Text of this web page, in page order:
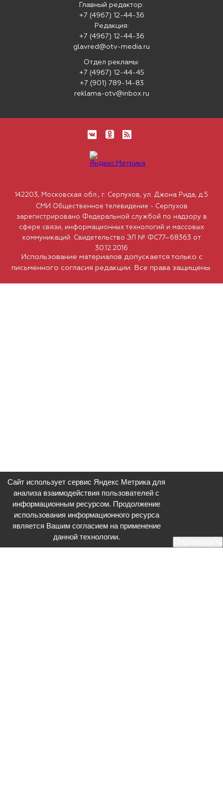
Главный редактор:
+7 (4967) 12-44-36
Редакция:
+7 (4967) 12-44-36
glavred@otv-media.ru
Отдел рекламы:
+7 (4967) 12-44-45
+7 (901) 789-14-83
reklama-otv@inbox.ru
Использование материалов допускается только с
письменного согласия редакции. Все права защищены.
142203, Московская обл., г. Серпухов, ул. Джона Рида, д.5
СМИ Общественное телевидение - Серпухов
зарегистрировано Федеральной службой по надзору в
сфере связи, информационных технологий и массовых
коммуникаций. Свидетельство ЭЛ № ФС77–68363 от
30.12.2016
Сайт использует сервис Яндекс Метрика для
анализа взаимодействия пользователей с
информационным ресурсом. Продолжение
использования информационного ресурса
является Вашим согласием на применение
данной технологии.